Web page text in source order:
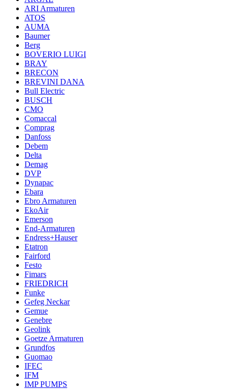
ARI Armaturen
ATOS
AUMA
Baumer
Berg
BOVERIO LUIGI
BRAY
BRECON
BREVINI DANA
Bull Electric
BUSCH
CMO
Comaccal
Comprag
Danfoss
Debem
Delta
Demag
DVP
Dynapac
Ebara
Ebro Armaturen
EkoAir
Emerson
End-Armaturen
Endress+Hauser
Etatron
Fairford
Festo
Fimars
FRIEDRICH
Funke
Gefeg Neckar
Gemue
Genebre
Geolink
Goetze Armaturen
Grundfos
Guomao
IFEC
IFM
IMP PUMPS